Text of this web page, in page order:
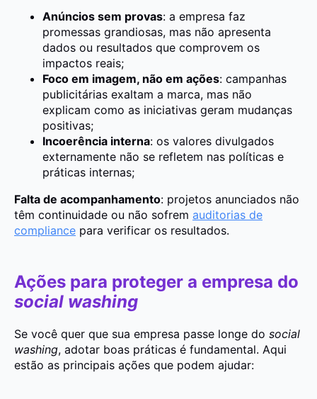
Anúncios sem provas: a empresa faz
promessas grandiosas, mas não apresenta
dados ou resultados que comprovem os
impactos reais;
Foco em imagem, não em ações: campanhas
publicitárias exaltam a marca, mas não
explicam como as iniciativas geram mudanças
positivas;
Incoerência interna: os valores divulgados
externamente não se refletem nas políticas e
práticas internas;
Falta de acompanhamento: projetos anunciados não
têm continuidade ou não sofrem auditorias de
compliance para verificar os resultados.
Ações para proteger a empresa do
social washing
Se você quer que sua empresa passe longe do social
washing, adotar boas práticas é fundamental. Aqui
estão as principais ações que podem ajudar: